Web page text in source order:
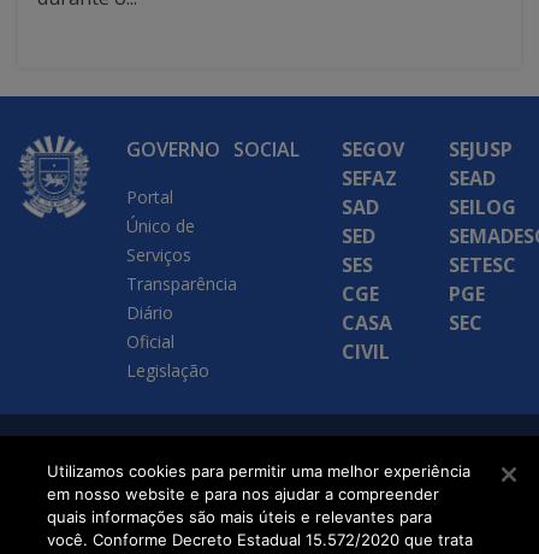
GOVERNO
Portal
Único de
Serviços
Transparência
Diário
Oficial
Legislação
SOCIAL
SEGOV
SEFAZ
SAD
SED
SES
CGE
CASA
CIVIL
SEJUSP
SEAD
SEILOG
SETESC
PGE
SEC
SETDIG | Secretaria-
Executiva de
Transformação Digital
Utilizamos cookies para permitir uma melhor experiência
em nosso website e para nos ajudar a compreender
quais informações são mais úteis e relevantes para
você. Conforme Decreto Estadual 15.572/2020 que trata